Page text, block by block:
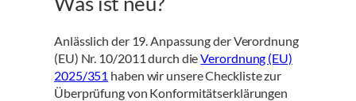
Anlässlich der 19. Anpassung der Verordnung
(EU) Nr. 10/2011 durch dieVerordnung (EU)
2025/351 haben wir unsere Checkliste zur
Überprüfung von Konformitätserklärungen